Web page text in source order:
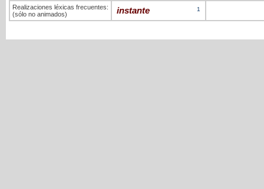
Realizaciones léxicas frecuentes:
(sólo no animados)
instante 1